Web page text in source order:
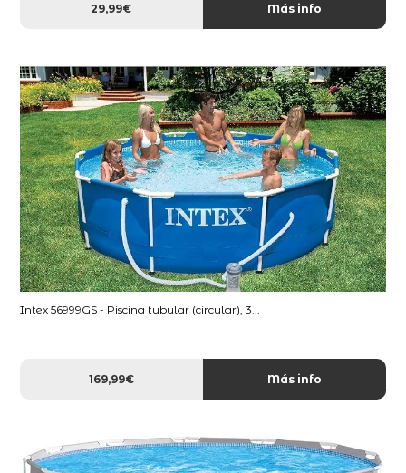
29,99€ Más info
Intex 56999GS - Piscina tubular (circular), 3...
169,99€ Más info